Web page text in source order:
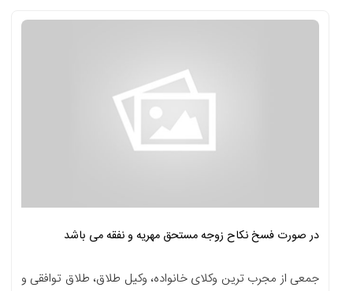
در صورت فسخ نکاح زوجه مستحق مهریه و نفقه می باشد
جمعی از مجرب ترین وکلای خانواده، وکیل طلاق، طلاق توافقی و